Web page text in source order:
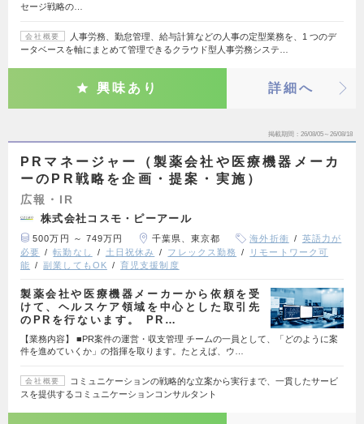
セージ戦略の…
会社概要
人事労務、勤怠管理、給与計算などの人事の定型業務を、1 つのデ
ータベースを軸にまとめて管理できるクラウド型人事労務システ…
興味あり 詳細へ
掲載期間 26/08/05～26/08/18
PRマネージャー（製薬会社や医療機器メーカ
ーのPR戦略を企画・提案・実施）
広報・IR
株式会社コスモ・ピーアール
500万円 ～ 749万円 千葉県、東京都 海外折衝
英語力が
必要
転勤なし 土日祝休み フレックス勤務
リモートワーク可
能
副業してもOK 育児支援制度
製薬会社や医療機器メーカーから依頼を受
けて、ヘルスケア領域を中心とした取引先
のPRを行ないます。 PR…
【業務内容】 ■PR案件の運営・収支管理 チームの一員として、「どのように案
件を進めていくか」の指揮を取ります。たとえば、ウ…
会社概要
コミュニケーションの戦略的な立案から実行まで、一貫したサービ
スを提供するコミュニケーションコンサルタント